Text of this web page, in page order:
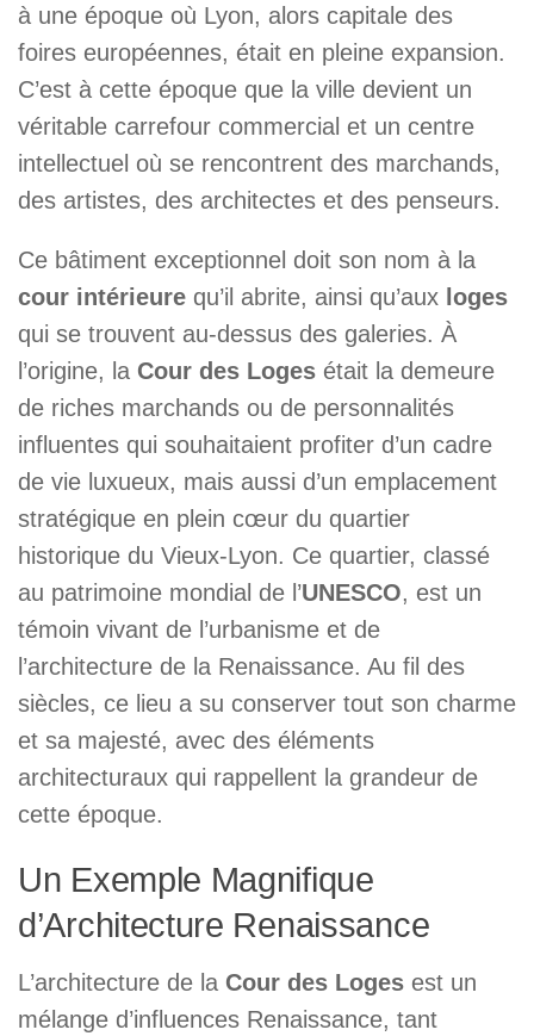
à une époque où Lyon, alors capitale des
foires européennes, était en pleine expansion.
C’est à cette époque que la ville devient un
véritable carrefour commercial et un centre
intellectuel où se rencontrent des marchands,
des artistes, des architectes et des penseurs.
Ce bâtiment exceptionnel doit son nom à la
cour intérieure qu’il abrite, ainsi qu’aux loges
qui se trouvent au-dessus des galeries. À
l’origine, la Cour des Loges était la demeure
de riches marchands ou de personnalités
influentes qui souhaitaient profiter d’un cadre
de vie luxueux, mais aussi d’un emplacement
stratégique en plein cœur du quartier
historique du Vieux-Lyon. Ce quartier, classé
au patrimoine mondial de l’UNESCO, est un
témoin vivant de l’urbanisme et de
l’architecture de la Renaissance. Au fil des
siècles, ce lieu a su conserver tout son charme
et sa majesté, avec des éléments
architecturaux qui rappellent la grandeur de
cette époque.
Un Exemple Magnifique
d’Architecture Renaissance
L’architecture de la Cour des Loges est un
mélange d’influences Renaissance, tant